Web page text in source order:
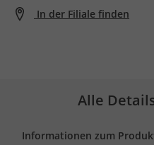
In der Filiale finden
Alle
Informationen zum